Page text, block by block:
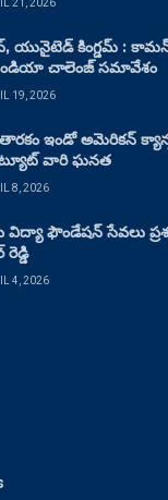
21, 2026
యునైటెడ్ కింగ్డమ్ :
చాలెంజ్ సమావేశం
19, 2026
ఇండో అమెరికన్
వారి ఘనత
8, 2026
విద్యా ఫౌండేషన్ సేవలు
4, 2026